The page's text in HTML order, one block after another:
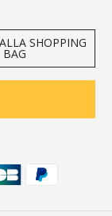
SHOPPING
BAG